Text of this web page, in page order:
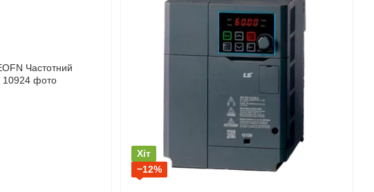
Хіт
−12%